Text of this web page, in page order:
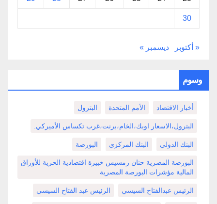
30
« أكتوبر ديسمبر »
وسوم
أخبار الاقتصاد الأمم المتحدة البترول
البترول،الاسعار اوبك،الخام،برنت،غرب تكساس الأميركي.
البنك الدولي البنك المركزي البورصة
البورصة المصرية حنان رمسيس خبيرة اقتصادية الحرية للأوراق
المالية مؤشرات البورصة المصرية
الرئيس عبدالفتاح السيسي الرئيس عبد الفتاح السيسي